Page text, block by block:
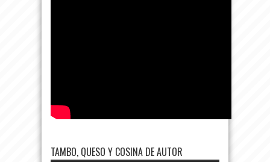
TAMBO, QUESO Y COSINA DE AUTOR